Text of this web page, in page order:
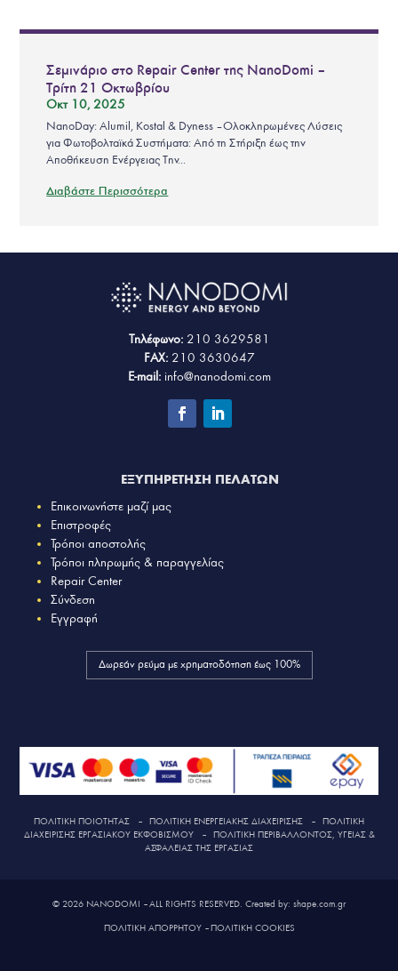
Σεμινάριο στο Repair Center της NanoDomi –
Τρίτη 21 Οκτωβρίου
Οκτ 10, 2025
NanoDay: Alumil, Kostal & Dyness – Ολοκληρωμένες Λύσεις
για Φωτοβολταϊκά Συστήματα: Από τη Στήριξη έως την
Αποθήκευση Ενέργειας Την...
Διαβάστε Περισσότερα
Τηλέφωνο: 210 3629581
FAX: 210 3630647
E-mail: info@nanodomi.com
ΕΞΥΠΗΡΕΤΗΣΗ ΠΕΛΑΤΩΝ
Επικοινωνήστε μαζί μας
Επιστροφές
Τρόποι αποστολής
Τρόποι πληρωμής & παραγγελίας
Repair Center
Σύνδεση
Εγγραφή
Δωρεάν ρεύμα με χρηματοδότηση έως 100%
ΠΟΛΙΤΙΚΗ ΠΟΙΟΤΗΤΑΣ – ΠΟΛΙΤΙΚΗ ΕΝΕΡΓΕΙΑΚΗΣ ΔΙΑΧΕΙΡΙΣΗΣ – ΠΟΛΙΤΙΚΗ
ΔΙΑΧΕΙΡΙΣΗΣ ΕΡΓΑΣΙΑΚΟΥ ΕΚΦΟΒΙΣΜΟΥ– ΠΟΛΙΤΙΚΗ ΠΕΡΙΒΑΛΛΟΝΤΟΣ, ΥΓΕΙΑΣ &
ΑΣΦΑΛΕΙΑΣ ΤΗΣ ΕΡΓΑΣΙΑΣ
© 2026 NANODOMI – ALL RIGHTS RESERVED. Created by: shape.com.gr
ΠΟΛΙΤΙΚΗ ΑΠΟΡΡΗΤΟΥ–ΠΟΛΙΤΙΚΗ COOKIES